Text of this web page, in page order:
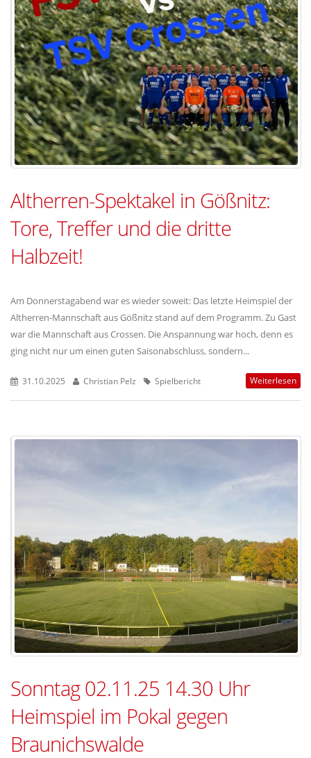
Altherren-Spektakel in Gößnitz:
Tore, Treffer und die dritte
Halbzeit!
Am Donnerstagabend war es wieder soweit: Das letzte Heimspiel der
Altherren-Mannschaft aus Gößnitz stand auf dem Programm. Zu Gast
war die Mannschaft aus Crossen. Die Anspannung war hoch, denn es
ging nicht nur um einen guten Saisonabschluss, sondern...
31.10.2025 Christian Pelz Spielbericht Weiterlesen
Sonntag 02.11.25 14.30 Uhr
Heimspiel im Pokal gegen
Braunichswalde